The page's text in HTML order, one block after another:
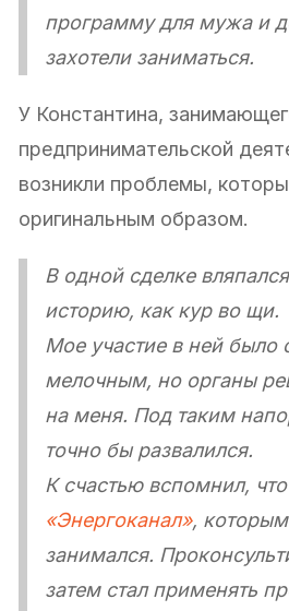
программу для мужа и
захотели заниматься.
У Константина,
предпринимательской
возникли проблемы,
оригинальным образом.
В одной сделке
историю, как кур во щи.
Мое участие в ней было
мелочным, но органы
на меня. Под таким
точно бы развалился.
К счастью вспомнил,
«Энергоканал»,
занимался.
затем стал применять